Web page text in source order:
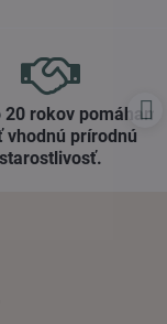
20 rokov
vhodnú prírodnú
starostlivosť​.